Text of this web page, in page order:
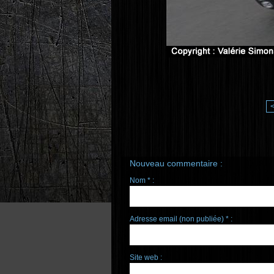
<
Nouveau commentaire :
Nom * :
Adresse email (non publiée) * :
Site web :